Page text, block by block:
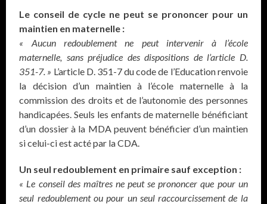
Le conseil de cycle ne peut se prononcer pour un
maintien en maternelle :
« Aucun redoublement ne peut intervenir à l’école
maternelle, sans préjudice des dispositions de l’article D.
351-7. » L’article D. 351-7 du code de l’Education renvoie
la décision d’un maintien à l’école maternelle à la
commission des droits et de l’autonomie des personnes
handicapées. Seuls les enfants de maternelle bénéficiant
d’un dossier à la MDA peuvent bénéficier d’un maintien
si celui-ci est acté par la CDA.
Un seul redoublement en primaire sauf exception :
« Le conseil des maîtres ne peut se prononcer que pour un
seul redoublement ou pour un seul raccourcissement de la